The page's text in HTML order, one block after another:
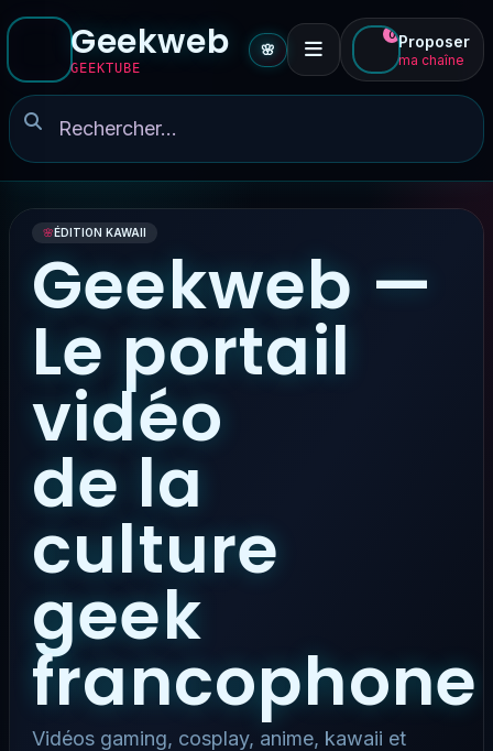
Geekweb
GEEKTUBE
🌸
0 Proposer
ma chaîne
🌸ÉDITION KAWAII
Geekweb —
Le portail
vidéo
de la
culture
geek
francophone
Vidéos gaming, cosplay, anime, kawaii et